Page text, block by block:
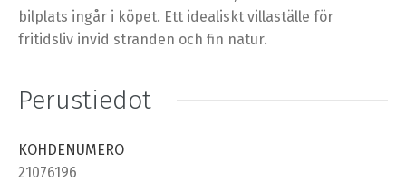
bilplats ingår i köpet. Ett idealiskt villaställe för
fritidsliv invid stranden och fin natur.
Perustiedot
KOHDENUMERO
21076196